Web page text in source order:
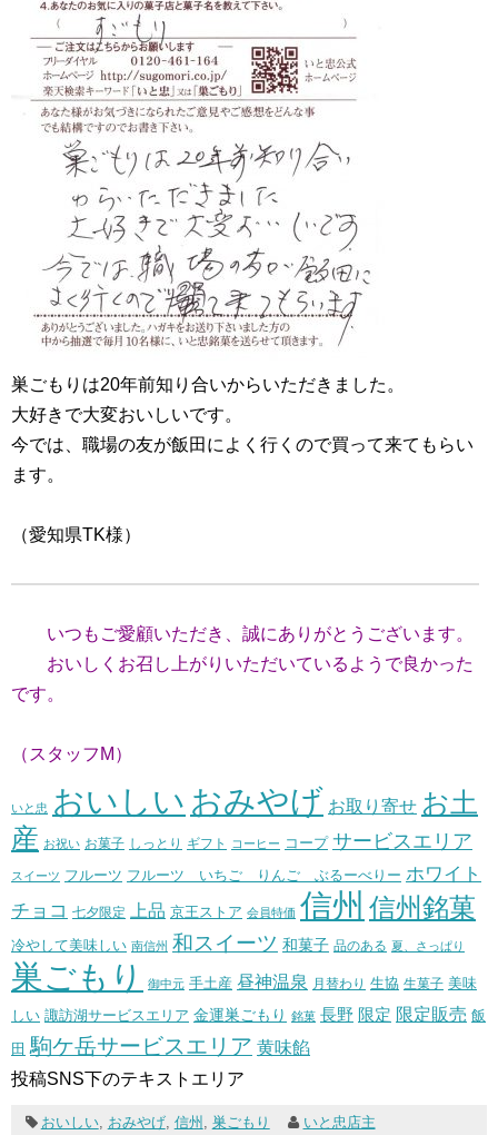
巣ごもりは20年前知り合いからいただきました。
大好きで大変おいしいです。
今では、職場の友が飯田によく行くので買って来てもらい
ます。
（愛知県TK様）
いつもご愛顧いただき、誠にありがとうございます。
おいしくお召し上がりいただいているようで良かった
です。
（スタッフM）
いと忠 おいしい おみやげ お取り寄せ お土
産 お祝い お菓子 しっとり ギフト コーヒー コープ サービスエリア
スイーツ フルーツ フルーツ いちご りんご ぶるーべりー ホワイト
チョコ 七夕限定 上品 京王ストア 会員特価 信州 信州銘菓
冷やして美味しい 南信州 和スイーツ 和菓子 品のある 夏、さっぱり
巣ごもり 御中元 手土産 昼神温泉 月替わり 生協 生菓子 美味
しい 諏訪湖サービスエリア 金運巣ごもり 銘菓 長野 限定 限定販売 飯
田 駒ケ岳サービスエリア 黄味餡
投稿SNS下のテキストエリア
おいしい, おみやげ, 信州 巣ごもり いと忠店主